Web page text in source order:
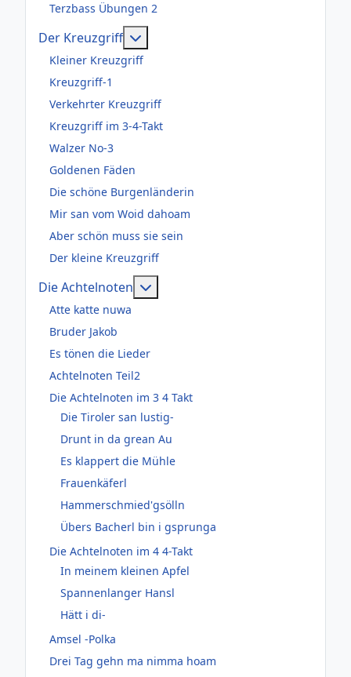
Terzbass Übungen 2
Der Kreuzgriff
Kleiner Kreuzgriff
Kreuzgriff-1
Verkehrter Kreuzgriff
Kreuzgriff im 3-4-Takt
Walzer No-3
Goldenen Fäden
Die schöne Burgenländerin
Mir san vom Woid dahoam
Aber schön muss sie sein
Der kleine Kreuzgriff
Die Achtelnoten
Atte katte nuwa
Bruder Jakob
Es tönen die Lieder
Achtelnoten Teil2
Die Achtelnoten im 3 4 Takt
Die Tiroler san lustig-
Drunt in da grean Au
Es klappert die Mühle
Frauenkäferl
Hammerschmied'gsölln
Übers Bacherl bin i gsprunga
Die Achtelnoten im 4 4-Takt
In meinem kleinen Apfel
Spannenlanger Hansl
Hätt i di-
Amsel -Polka
Drei Tag gehn ma nimma hoam